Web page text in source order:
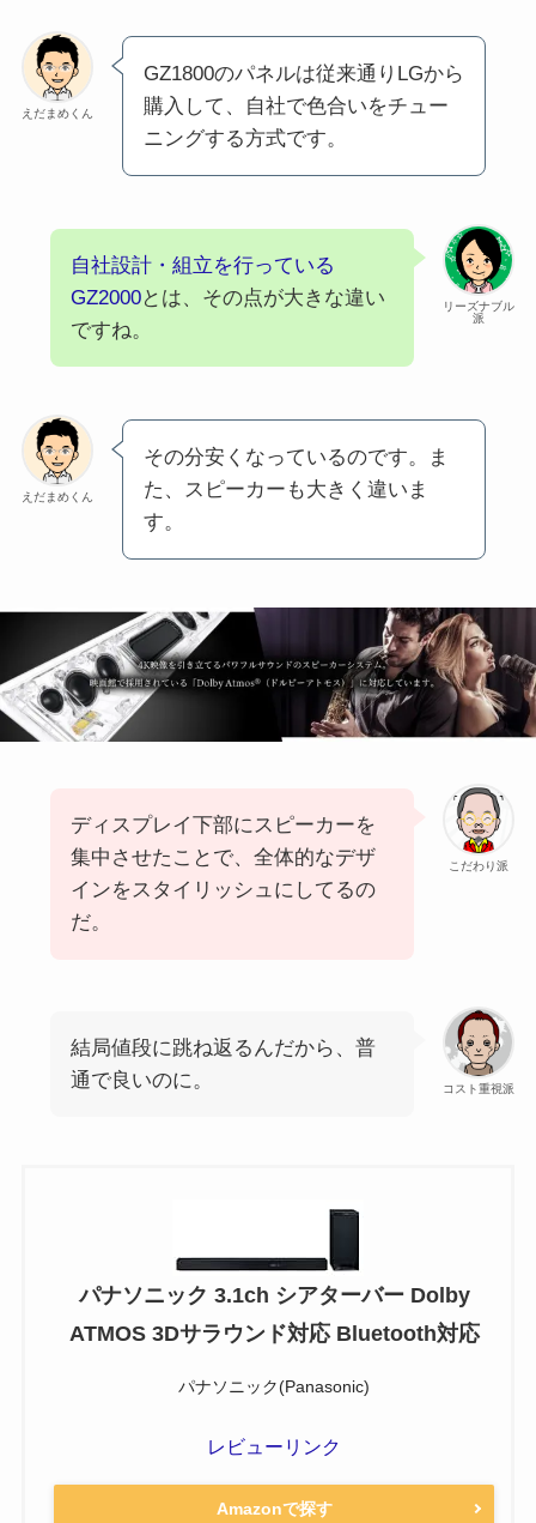
えだまめくん
GZ1800のパネルは従来通りLGから
購入して、自社で色合いをチュー
ニングする方式です。
リーズナブル
派
自社設計・組立を行っている
GZ2000とは、その点が大きな違い
ですね。
えだまめくん
その分安くなっているのです。ま
た、スピーカーも大きく違いま
す。
こだわり派
ディスプレイ下部にスピーカーを
集中させたことで、全体的なデザ
インをスタイリッシュにしてるの
だ。
コスト重視派
結局値段に跳ね返るんだから、普
通で良いのに。
パナソニック 3.1ch シアターバー Dolby
ATMOS 3Dサラウンド対応 Bluetooth対応
パナソニック(Panasonic)
レビューリンク
Amazonで探す